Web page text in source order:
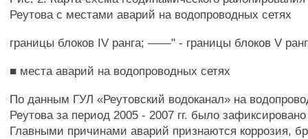
Реутова с местами аварий на водопроводных сетях
границы блоков IV ранга; ——" - границы блоков V
■ места аварий на водопроводных сетях
По данным ГУЛ «Реутовский водоканал» на
Реутова за период 2005 - 2007 гг. было
Главными причинами аварий признаются коррозия,